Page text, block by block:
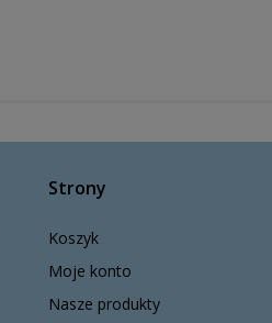
Strony
Koszyk
Moje konto
Nasze produkty